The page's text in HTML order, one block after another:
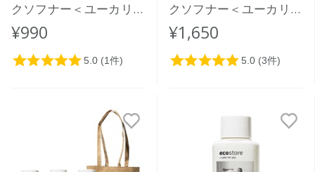
クソフナー＜ユーカリ＞
500ｍL
¥990
クソフナー＜ユーカリ＞
リフィルパック1L
¥1,650